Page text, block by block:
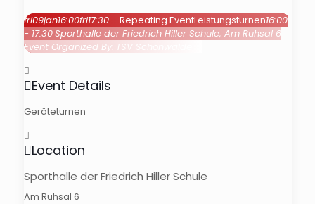
fri09jan16:00fri17:30 Repeating EventLeistungsturnen16:00
- 17:30Sporthalle der Friedrich Hiller Schule, Am Ruhsal 6
Event Organized By: TSV Schönwalde
Event Details
Geräteturnen
Location
Sporthalle der Friedrich Hiller Schule
Am Ruhsal 6